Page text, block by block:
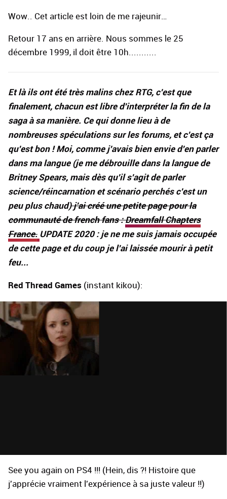
Wow.. Cet article est loin de me rajeunir…
Retour 17 ans en arrière. Nous sommes le 25
décembre 1999, il doit être 10h...........
Et là ils ont été très malins chez RTG, c'est que
finalement, chacun est libre d'interpréter la fin de la
saga à sa manière. Ce qui donne lieu à de
nombreuses spéculations sur les forums, et c'est ça
qu'est bon ! Moi, comme j'avais bien envie d'en parler
dans ma langue (je me débrouille dans la langue de
Britney Spears, mais dès qu'il s'agit de parler
science/réincarnation et scénario perchés c'est un
peu plus chaud)j'ai créé une petite page pour la
communauté de french fans :Dreamfall Chapters
France. UPDATE 2020 : je ne me suis jamais occupée
de cette page et du coup je l'ai laissée mourir à petit
feu...
Red Thread Games (instant kikou):
See you again on PS4 !!! (Hein, dis ?! Histoire que
j'apprécie vraiment l'expérience à sa juste valeur !!)